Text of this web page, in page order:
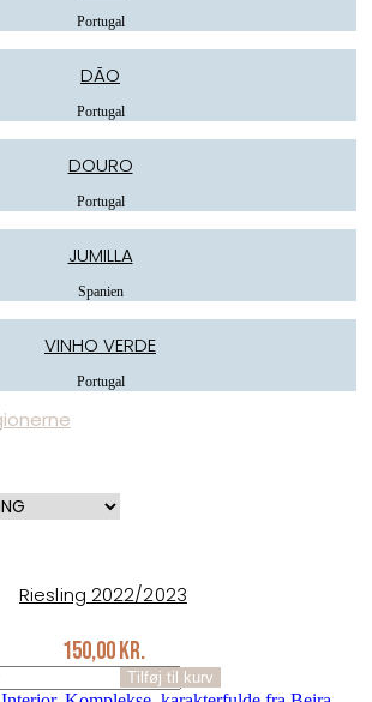
Portugal
DÃO
Portugal
DOURO
Portugal
JUMILLA
Spanien
VINHO VERDE
Portugal
Riesling 2022/2023
150,00kr.
2023
Tilføj til kurv